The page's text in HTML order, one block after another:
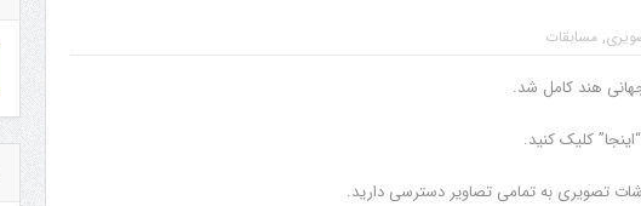
,مسابقات
هند کامل شد.
کلیک کنید.
تصویری به تمامی تصاویر دسترسی دارید.